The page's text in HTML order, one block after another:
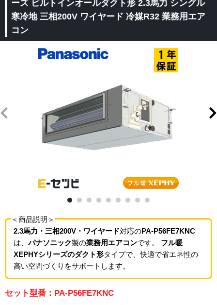
ーズ ビルトインオールダクト形 2.3馬力 シングル
寒冷地 三相200V ワイヤード 冷媒R32 業務用エア
コン
＜商品説明＞
2.3馬力・三相200V・ワイヤード対応のPA-P56FE7KNC
は、パナソニック製の業務用エアコンです。 フル暖
XEPHYシリーズのダクト形タイプで、快適で省エネ性の
高い空間づくりをサポートします。
セット型番：PA-P56FE7KNC